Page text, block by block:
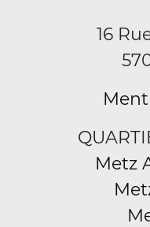
16
Metz